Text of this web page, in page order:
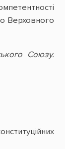
Верховного
Союзу.